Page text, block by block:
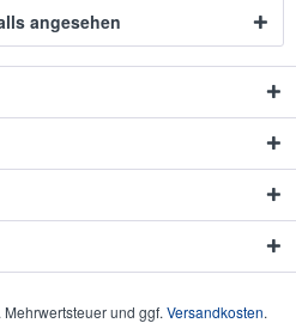
angesehen
und ggf. Versandkosten.